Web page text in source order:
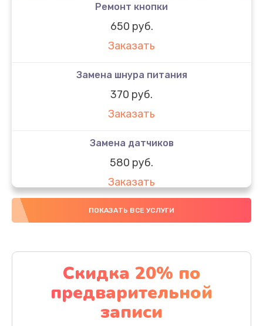
Ремонт кнопки
650 руб.
Заказать
Замена шнура питания
370 руб.
Заказать
Замена датчиков
580 руб.
Заказать
Комплексная чистка
Заказать
Замена дисплея (экрана)
2000 руб.
Заказать
ПОКАЗАТЬ ВСЕ УСЛУГИ
Скидка 20% по
предварительной
записи